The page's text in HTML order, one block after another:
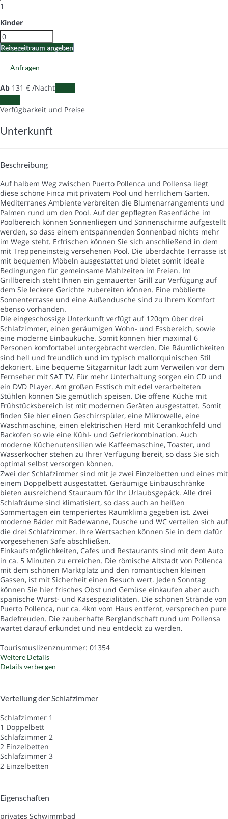
1
Kinder
Reisezeitraum angeben
Anfragen
Ab 131 € /Nacht
Verfügbarkeit und Preise
Unterkunft
Beschreibung
Auf halbem Weg zwischen Puerto Pollenca und Pollensa liegt
diese schöne Finca mit privatem Pool und herrlichem Garten.
Mediterranes Ambiente verbreiten die Blumenarrangements und
Palmen rund um den Pool. Auf der gepflegten Rasenfläche im
Poolbereich können Sonnenliegen und Sonnenschirme aufgestellt
werden, so dass einem entspannenden Sonnenbad nichts mehr
im Wege steht. Erfrischen können Sie sich anschließend in dem
mit Treppeneinsteig versehenen Pool. Die überdachte Terrasse ist
mit bequemen Möbeln ausgestattet und bietet somit ideale
Bedingungen für gemeinsame Mahlzeiten im Freien. Im
Grillbereich steht Ihnen ein gemauerter Grill zur Verfügung auf
dem Sie leckere Gerichte zubereiten können. Eine möblierte
Sonnenterrasse und eine Außendusche sind zu Ihrem Komfort
ebenso vorhanden.
Die eingeschossige Unterkunft verfügt auf 120qm über drei
Schlafzimmer, einen geräumigen Wohn- und Essbereich, sowie
eine moderne Einbauküche. Somit können hier maximal 6
Personen komfortabel untergebracht werden. Die Räumlichkeiten
sind hell und freundlich und im typisch mallorquinischen Stil
dekoriert. Eine bequeme Sitzgarnitur lädt zum Verweilen vor dem
Fernseher mit SAT TV. Für mehr Unterhaltung sorgen ein CD und
ein DVD PLayer. Am großen Esstisch mit edel verarbeiteten
Stühlen können Sie gemütlich speisen. Die offene Küche mit
Frühstücksbereich ist mit modernen Geräten ausgestattet. Somit
finden Sie hier einen Geschirrspüler, eine Mikrowelle, eine
Waschmaschine, einen elektrischen Herd mit Cerankochfeld und
Backofen so wie eine Kühl- und Gefrierkombination. Auch
moderne Küchenutensilien wie Kaffeemaschine, Toaster, und
Wasserkocher stehen zu Ihrer Verfügung bereit, so dass Sie sich
optimal selbst versorgen können.
Zwei der Schlafzimmer sind mit je zwei Einzelbetten und eines mit
einem Doppelbett ausgestattet. Geräumige Einbauschränke
bieten ausreichend Stauraum für Ihr Urlaubsgepäck. Alle drei
Schlafräume sind klimatisiert, so dass auch an heißen
Sommertagen ein temperiertes Raumklima gegeben ist. Zwei
moderne Bäder mit Badewanne, Dusche und WC verteilen sich auf
die drei Schlafzimmer. Ihre Wertsachen können Sie in dem dafür
vorgesehenen Safe abschließen.
Einkaufsmöglichkeiten, Cafes und Restaurants sind mit dem Auto
in ca. 5 Minuten zu erreichen. Die römische Altstadt von Pollenca
mit dem schönen Marktplatz und den romantischen kleinen
Gassen, ist mit Sicherheit einen Besuch wert. Jeden Sonntag
können Sie hier frisches Obst und Gemüse einkaufen aber auch
spanische Wurst- und Käsespezialitäten. Die schönen Strände von
Puerto Pollenca, nur ca. 4km vom Haus entfernt, versprechen pure
Badefreuden. Die zauberhafte Berglandschaft rund um Pollensa
wartet darauf erkundet und neu entdeckt zu werden.
Tourismuslizenznummer: 01354
Weitere Details
Details verbergen
Verteilung der Schlafzimmer
Schlafzimmer 1
1 Doppelbett
Schlafzimmer 2
2 Einzelbetten
Schlafzimmer 3
2 Einzelbetten
Eigenschaften
privates Schwimmbad